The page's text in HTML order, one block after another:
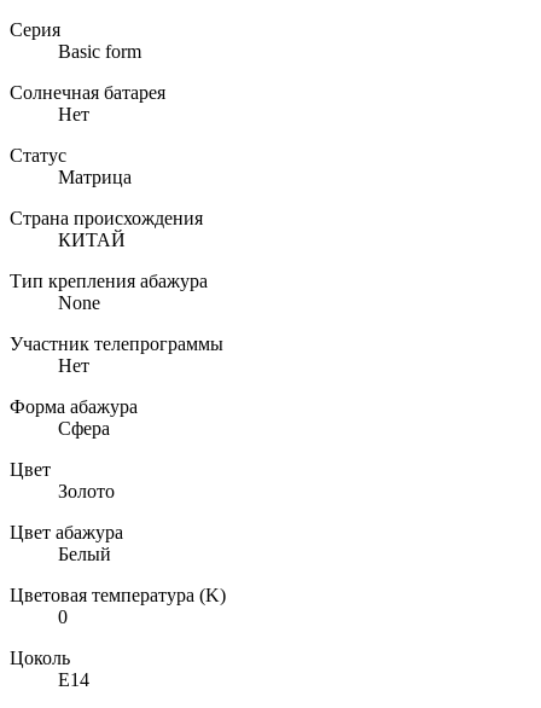
Серия
Basic form
Солнечная батарея
Нет
Статус
Матрица
Страна происхождения
КИТАЙ
Тип крепления абажура
None
Участник телепрограммы
Нет
Форма абажура
Сфера
Цвет
Золото
Цвет абажура
Белый
Цветовая температура (K)
0
Цоколь
E14